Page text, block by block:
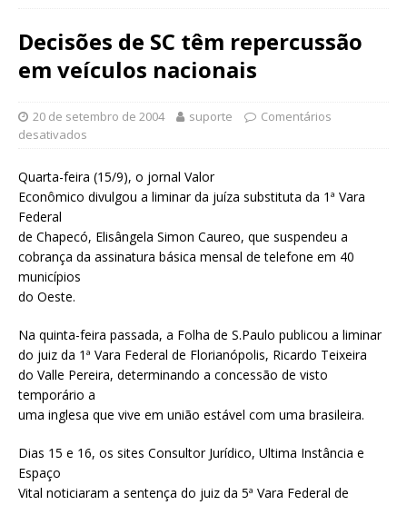
Decisões de SC têm repercussão
em veículos nacionais
20 de setembro de 2004 suporte
Comentários
desativados
Quarta-feira (15/9), o jornal Valor
Econômico divulgou a liminar da juíza substituta da 1ª Vara
Federal
de Chapecó, Elisângela Simon Caureo, que suspendeu a
cobrança da assinatura básica mensal de telefone em 40
municípios
do Oeste.
Na quinta-feira passada, a Folha de S.Paulo publicou a liminar
do juiz da 1ª Vara Federal de Florianópolis, Ricardo Teixeira
do Valle Pereira, determinando a concessão de visto
temporário a
uma inglesa que vive em união estável com uma brasileira.
Dias 15 e 16, os sites Consultor Jurídico, Ultima Instância e
Espaço
Vital noticiaram a sentença do juiz da 5ª Vara Federal de